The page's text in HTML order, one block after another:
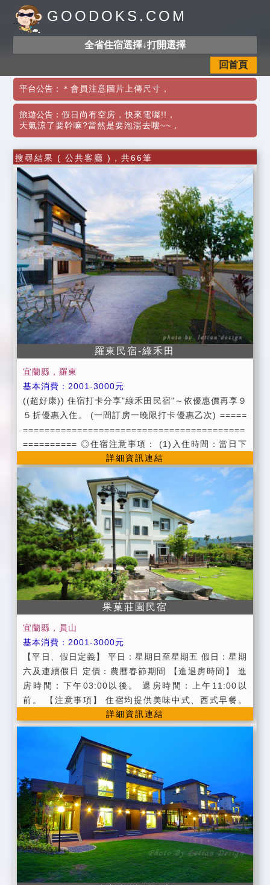
GOODOKS.COM
全省住宿選擇↓打開選擇
回首頁
平台公告： ＊會員注意圖片上傳尺寸 ，
旅遊公告：假日尚有空房，快來電喔!! ，
天氣涼了要幹嘛?當然是要泡湯去嘍~~ ，
搜尋結果 ( 公共客廳 )，共66筆
羅東民宿-綠禾田
宜蘭縣，羅東
基本消費：2001-3000元
((超好康)) 住宿打卡分享"綠禾田民宿"～依優惠價再享９
５折優惠入住。 (一間訂房一晚限打卡優惠乙次) =====
=========================================
========== ◎住宿注意事項： (1)入住時間：當日下
午16:00以後 ((入住時請提供證件辦理入宿登記))
（請勿提早前往，房務清理時段，恕難提早入住，不便
之處，敬請見諒） 退房時間：翌日上午11:00以前 (2)
為維護住宿品質，請依房型人數入住，如需加人或加床
者，請事先告知。 (每加一人加500元，加一床加600元)
每間房第一位小朋友(6歲以下)不收費（不另附盥洗用
品、寢具及早餐；如需者，酌收300元） 第二位需收加
人或加床費用（另附盥洗用品．寢具及早餐）。 包棟方
面，限10人內，每加一人加500元，每加一床加600
元。 小朋友(6歲以下)不另加收費（不另附盥洗用品及寢
具備品；如需者，酌收300元） ＊.＊.包棟房客如要烤
肉需於訂房時告知並經民宿業者同意，且需另外酌收80
0元（提供烤肉用具、木碳、桌椅、碗盤、杯筷+場地清
潔費） 烤肉食材及用品（烤肉醬、特殊用品如鋁箔紙或
竹籤等......）煩請自備。 為避免破壞環境清潔，請勿將
垃圾及食物任意丟棄，謝謝！ ＊＊烤肉活動非本民宿既
有的服務及營業事項，僅為配合"包棟房客"而給予之方
便，因烤肉場地為戶外空間，所以如遇雨勢過大而無法
烤肉時，民宿業者恕不負此責任，所以煩請房客自行研
判入住當日天氣是否適宜烤肉，謝謝！ ＊＊．烤肉活
動，於晚上９點後煩請將說話聲及音樂聲降低，並於２
３點前結束，以免影響附近鄰居，謝謝！（如經勸導不
聽者，民宿業者有權終止烤肉活動，不便之處敬請見
諒！） (3)寢具被品我們會依季節不同做更換，如您個人
有需要另行增加備品，每條床被需加收300元之使用清
潔費。 (4)入住時請提供您的國民身份證或證件以便辦理
登記，同時請繳付住宿費餘款，謝謝。 (5)為維護住宿環
境，請勿攜帶寵物外，及因安全顧慮全面禁止吸煙、酗
酒、聚賭、施放煙火、烤肉等影響他人之行為，不便之
處，敬請見諒。違反規定者，民宿業者有權拒絕當天住
詳細資訊連結
果菓莊園民宿
宜蘭縣，員山
基本消費：2001-3000元
【平日、假日定義】 平日：星期日至星期五 假日：星期
六及連續假日 定價：農曆春節期間 【進退房時間】 進
房時間：下午03:00以後。 退房時間：上午11:00以
前。 【注意事項】 住宿均提供美味中式、西式早餐。
禁止攜帶寵物。 室內全面禁止酒、吸煙、嚼檳榔。 個人
貴重物品請隨身攜帶並妥善保管，如有遺失恕不負責。
入住時請出示身分證件以供登記，並請繳清餘款。 晚間
10：00過後請降低音量，勿大聲喧嘩，以維護社區安寧
及其他旅客權益。 請依房型人數進住，如需加人，請事
先告知。
詳細資訊連結